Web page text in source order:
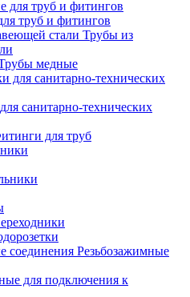
труб и фитингов
Трубы из
медные
санитарно-технических
для труб
Резьбозажимные